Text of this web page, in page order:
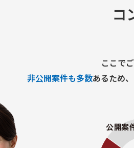
リング、課題分析から施策立案まで
年10月1日～2026年12月28日
定
ひたちなか市・勝田駅周辺
コ
ここで
非公開案件も多数あるため